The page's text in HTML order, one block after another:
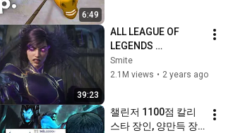
6:49
39:23
ALL LEAGUE OF
LEGENDS
CINEMATICS
(2009=2024)
Smite
2.1M views • 2 years ago
챌린저 1100점 칼리
스타 장인, 양만득 장